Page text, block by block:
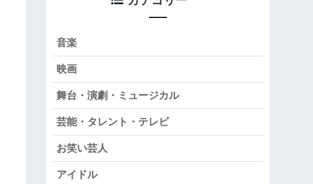
音楽
映画
舞台・演劇・ミュージカル
芸能・タレント・テレビ
お笑い芸人
アイドル